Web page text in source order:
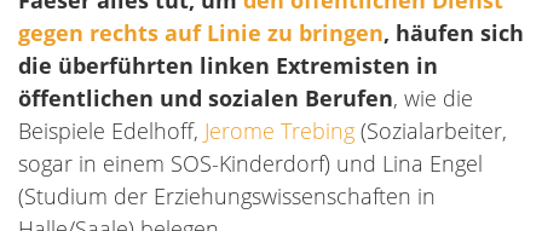
gegen rechts auf Linie zu bringen, häufen sich
die überführten linken Extremisten in
öffentlichen und sozialen Berufen, wie die
Beispiele Edelhoff, Jerome Trebing (Sozialarbeiter,
sogar in einem SOS-Kinderdorf) und Lina Engel
(Studium der Erziehungswissenschaften in